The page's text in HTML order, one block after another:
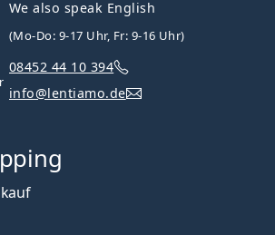
We also speak English
(Mo-Do: 9-17 Uhr, Fr: 9-16 Uhr)
08452 44 10 394
info@lentiamo.de